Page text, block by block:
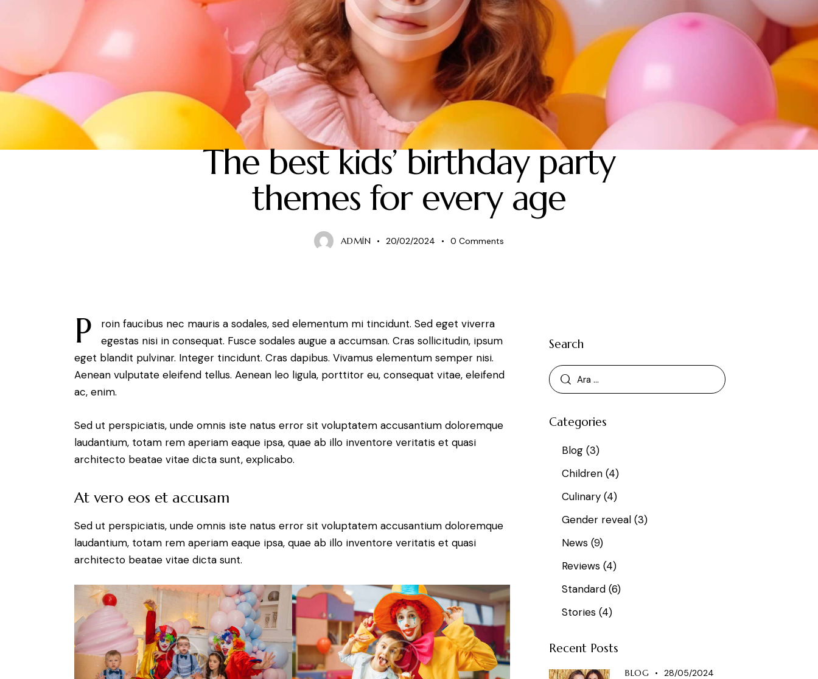
CHILDREN
The best kids’ birthday party
themes for every age
ADMIN 20/02/2024 0 Comments
P
roin faucibus nec mauris a sodales, sed elementum mi tincidunt. Sed eget viverra
egestas nisi in consequat. Fusce sodales augue a accumsan. Cras sollicitudin, ipsum
eget blandit pulvinar. Integer tincidunt. Cras dapibus. Vivamus elementum semper nisi.
Aenean vulputate eleifend tellus. Aenean leo ligula, porttitor eu, consequat vitae, eleifend
ac, enim.
Sed ut perspiciatis, unde omnis iste natus error sit voluptatem accusantium doloremque
laudantium, totam rem aperiam eaque ipsa, quae ab illo inventore veritatis et quasi
architecto beatae vitae dicta sunt, explicabo.
At vero eos et accusam
Sed ut perspiciatis, unde omnis iste natus error sit voluptatem accusantium doloremque
laudantium, totam rem aperiam eaque ipsa, quae ab illo inventore veritatis et quasi
architecto beatae vitae dicta sunt.
Search
Categories
Blog(3)
Children(4)
Culinary(4)
Gender reveal(3)
News(9)
Reviews(4)
Standard(6)
Stories(4)
Recent Posts
BLOG 28/05/2024